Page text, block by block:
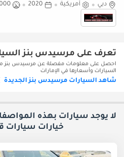
LIKE NEW WITH ONE YEAR WARRANTY
دبي أمريكية 2020
53,000
تعرف على مرسيدس بنز
احصل على معلومات مفصلة عن مرسيدس بنز
السيارات وأسعارها في الإمارات
شاهد السيارات مرسيدس بنز الجديدة
لا يوجد سيارات بهذه
خيارات سيارات